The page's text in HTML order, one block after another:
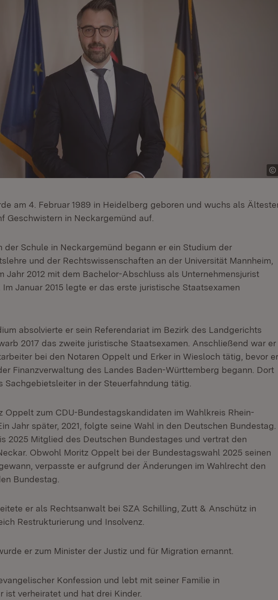
am 4. Februar 1989 in Heidelberg geboren und wuchs als
Geschwistern in Neckargemünd auf.
der Schule in Neckargemünd begann er ein Studium der
und der Rechtswissenschaften an der Universität Mannheim,
Jahr 2012 mit dem Bachelor-Abschluss als Unternehmensjurist
Januar 2015 legte er das erste juristische Staatsexamen
absolvierte er sein Referendariat im Bezirk des Landgerichts
2017 das zweite juristische Staatsexamen. Anschließend war er
bei den Notaren Oppelt und Erker in Wiesloch tätig, bevor er
Finanzverwaltung des Landes Baden-Württemberg begann. Dort
Sachgebietsleiter in der Steuerfahndung tätig.
Oppelt zum CDU-Bundestagskandidaten im Wahlkreis Rhein-
Jahr später, 2021, folgte seine Wahl in den Deutschen Bundestag.
2025 Mitglied des Deutschen Bundestages und vertrat den
Obwohl Moritz Oppelt bei der Bundestagswahl 2025 seinen
verpasste er aufgrund der Änderungen im Wahlrecht den
Bundestag.
er als Rechtsanwalt bei SZA Schilling, Zutt & Anschütz in
Restrukturierung und Insolvenz.
er zum Minister der Justiz und für Migration ernannt.
Konfession und lebt mit seiner Familie in
ist verheiratet und hat drei Kinder.